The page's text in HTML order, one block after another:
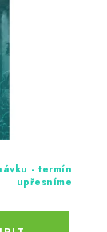
- termín
upřesníme